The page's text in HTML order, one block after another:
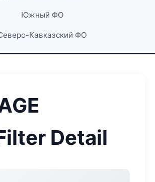
Южный ФО
Кавказский ФО
Detail